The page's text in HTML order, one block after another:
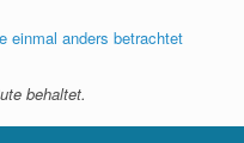
behaltet.